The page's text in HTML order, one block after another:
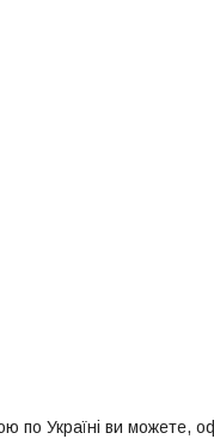
по Україні ви можете,